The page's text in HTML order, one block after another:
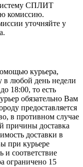
СПЛИТ
комиссию.
уточняйте у
курьера,
в любой день недели
18:00, то есть
обязательно Вам
предоставляется
в противном случае
причины доставка
доставки в
при курьере
и соответствие
ограничено 15